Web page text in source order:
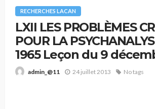
RECHERCHES LACAN
LXII LES PROBLÈMES
POUR LA
1965 Leçon du 9
admin_@11 24 juillet 2013 No tags